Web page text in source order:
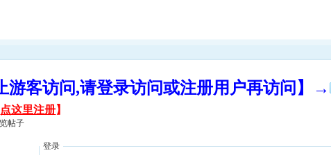
游客访问,请登录访问或注册用户再访问】→
点这里注册】
帖子
登录